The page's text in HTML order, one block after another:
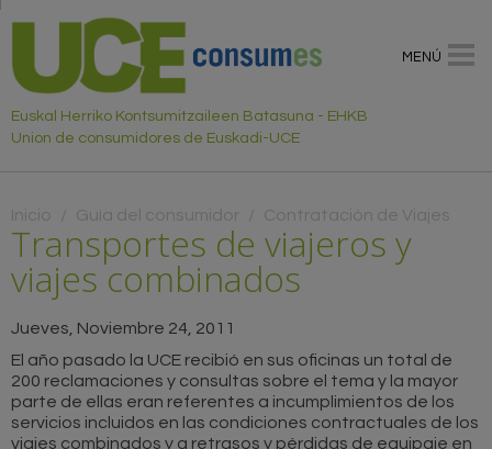
Euskal Herriko Kontsumitzaileen Batasuna - EHKB
Union de consumidores de Euskadi-UCE
Usted está aquí
Inicio Guía del consumidor Contratación de Viajes
Transportes de viajeros y
viajes combinados
Jueves, Noviembre 24, 2011
El año pasado la UCE recibió en sus oficinas un total de
200 reclamaciones y consultas sobre el tema y la mayor
parte de ellas eran referentes a incumplimientos de los
servicios incluidos en las condiciones contractuales de los
viajes combinados y a retrasos y pérdidas de equipaje en
MENÚ